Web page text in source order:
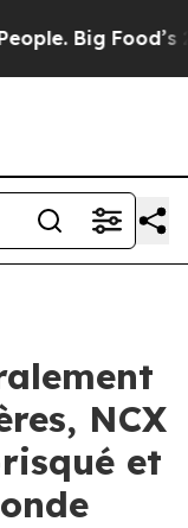
Food’s 239
NCX
et